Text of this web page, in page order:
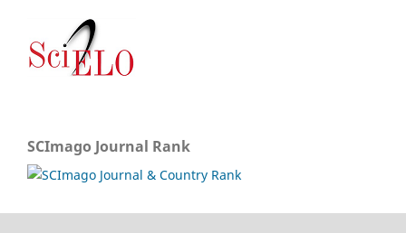
SCImago Journal Rank